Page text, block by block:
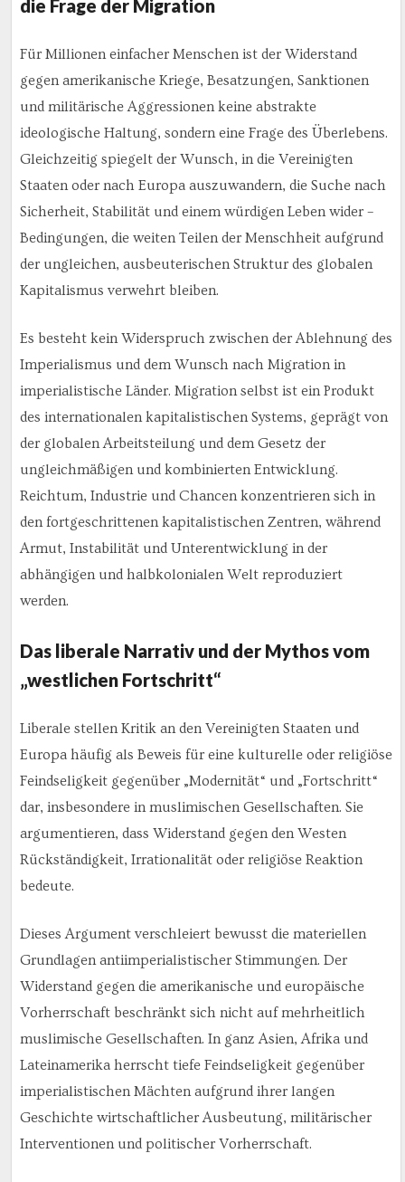
die Frage der Migration
Für Millionen einfacher Menschen ist der Widerstand
gegen amerikanische Kriege, Besatzungen, Sanktionen
und militärische Aggressionen keine abstrakte
ideologische Haltung, sondern eine Frage des Überlebens.
Gleichzeitig spiegelt der Wunsch, in die Vereinigten
Staaten oder nach Europa auszuwandern, die Suche nach
Sicherheit, Stabilität und einem würdigen Leben wider –
Bedingungen, die weiten Teilen der Menschheit aufgrund
der ungleichen, ausbeuterischen Struktur des globalen
Kapitalismus verwehrt bleiben.
Es besteht kein Widerspruch zwischen der Ablehnung des
Imperialismus und dem Wunsch nach Migration in
imperialistische Länder. Migration selbst ist ein Produkt
des internationalen kapitalistischen Systems, geprägt von
der globalen Arbeitsteilung und dem Gesetz der
ungleichmäßigen und kombinierten Entwicklung.
Reichtum, Industrie und Chancen konzentrieren sich in
den fortgeschrittenen kapitalistischen Zentren, während
Armut, Instabilität und Unterentwicklung in der
abhängigen und halbkolonialen Welt reproduziert
werden.
Das liberale Narrativ und der Mythos vom
„westlichen Fortschritt“
Liberale stellen Kritik an den Vereinigten Staaten und
Europa häufig als Beweis für eine kulturelle oder religiöse
Feindseligkeit gegenüber „Modernität“ und „Fortschritt“
dar, insbesondere in muslimischen Gesellschaften. Sie
argumentieren, dass Widerstand gegen den Westen
Rückständigkeit, Irrationalität oder religiöse Reaktion
bedeute.
Dieses Argument verschleiert bewusst die materiellen
Grundlagen antiimperialistischer Stimmungen. Der
Widerstand gegen die amerikanische und europäische
Vorherrschaft beschränkt sich nicht auf mehrheitlich
muslimische Gesellschaften. In ganz Asien, Afrika und
Lateinamerika herrscht tiefe Feindseligkeit gegenüber
imperialistischen Mächten aufgrund ihrer langen
Geschichte wirtschaftlicher Ausbeutung, militärischer
Interventionen und politischer Vorherrschaft.